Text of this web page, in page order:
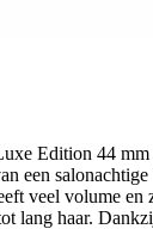
Edition 44 mm
een
veel volume en
lang haar.